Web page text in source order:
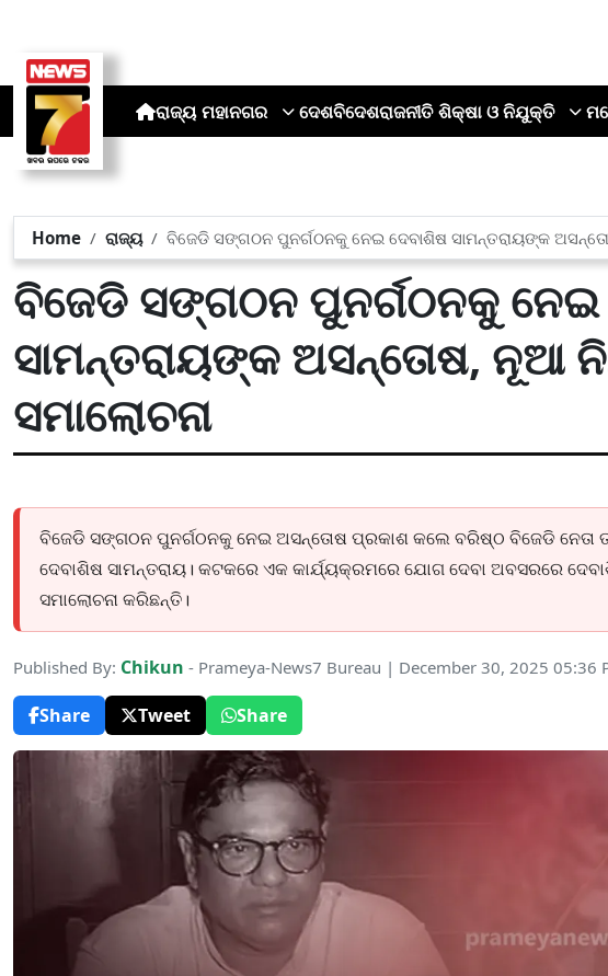
ରାଜ୍ୟ ମହାନଗର ଦେଶବିଦେଶରାଜନୀତି ଶିକ୍ଷା ଓ ନିଯୁକ୍ତି
Home ରାଜ୍ୟ ବିଜେଡି ସଙ୍ଗଠନ ପୁନର୍ଗଠନକୁ ନେଇ ଦେବାଶିଷ ସାମନ୍ତରାୟଙ୍କ
ବିଜେଡି ସଙ୍ଗଠନ ପୁନର୍ଗଠନକୁ ନେଇ
ସାମନ୍ତରାୟଙ୍କ ଅସନ୍ତୋଷ, ନୂଆ
ସମାଲୋଚନା
ବିଜେଡି ସଙ୍ଗଠନ ପୁନର୍ଗଠନକୁ ନେଇ ଅସନ୍ତୋଷ ପ୍ରକାଶ କଲେ ବରିଷ୍ଠ ବିଜେଡି ନେତା
ଦେବାଶିଷ ସାମନ୍ତରାୟ। କଟକରେ ଏକ କାର୍ଯ୍ୟକ୍ରମରେ ଯୋଗ ଦେବା ଅବସରରେ
ସମାଲୋଚନା କରିଛନ୍ତି।
Published By: Chikun - Prameya-News7 Bureau | December 30, 2025 05:36
Share
Tweet Share